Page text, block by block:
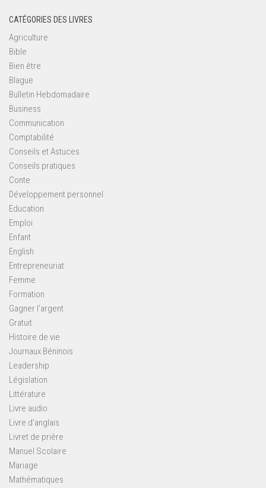
CATÉGORIES DES LIVRES
Agriculture
Bible
Bien être
Blague
Bulletin Hebdomadaire
Business
Communication
Comptabilité
Conseils et Astuces
Conseils pratiques
Conte
Développement personnel
Education
Emploi
Enfant
English
Entrepreneuriat
Femme
Formation
Gagner l'argent
Gratuit
Histoire de vie
Journaux Béninois
Leadership
Législation
Littérature
Livre audio
Livre d'anglais
Livret de prière
Manuel Scolaire
Mariage
Mathématiques